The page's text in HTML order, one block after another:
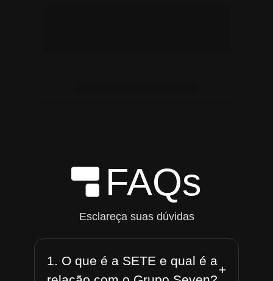
FAQs
Esclareça suas dúvidas
1. O que é a SETE e qual é a
+